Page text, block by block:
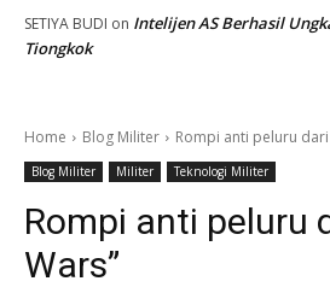
SETIYA BUDI on Intelijen AS Berhasil
Tiongkok